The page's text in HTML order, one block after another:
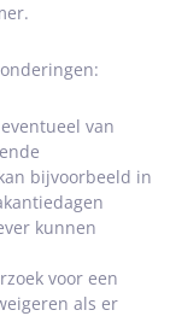
van
bijvoorbeeld in
kunnen
voor een
als er